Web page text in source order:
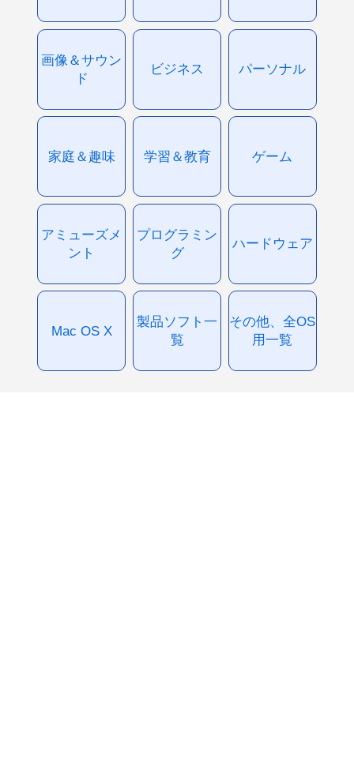
画像＆サウン
ド
ビジネス パーソナル
家庭＆趣味 学習＆教育 ゲーム
アミューズメ
ント
プログラミン
グ
ハードウェア
Mac OS X
製品ソフト一
覧
その他、全OS
用一覧